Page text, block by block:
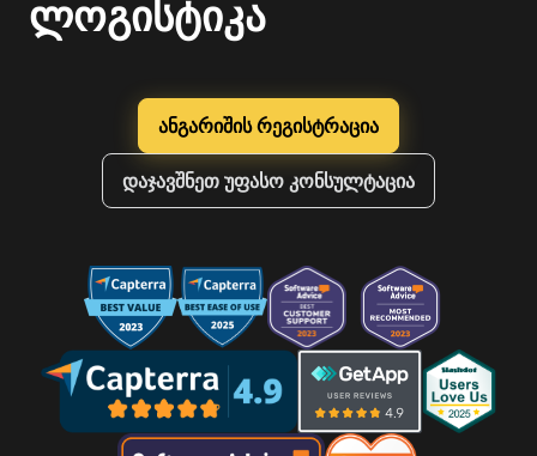
ლოგისტიკა
ანგარიშის რეგისტრაცია
დაჯავშნეთ უფასო კონსულტაცია